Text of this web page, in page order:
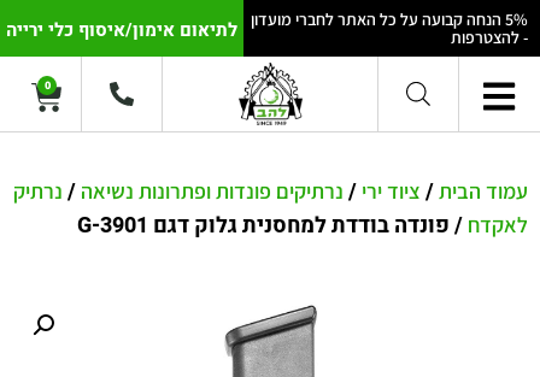
5% הנחה קבועה על כל האתר לחברי מועדון
- להצטרפות
לתיאום אימון/איסוף כלי ירייה
0
עמוד הבית/ ציוד ירי / נרתיקים פונדות ופתרונות נשיאה / נרתיק
לאקדח / פונדה בודדת למחסנית גלוק דגם 3901-G